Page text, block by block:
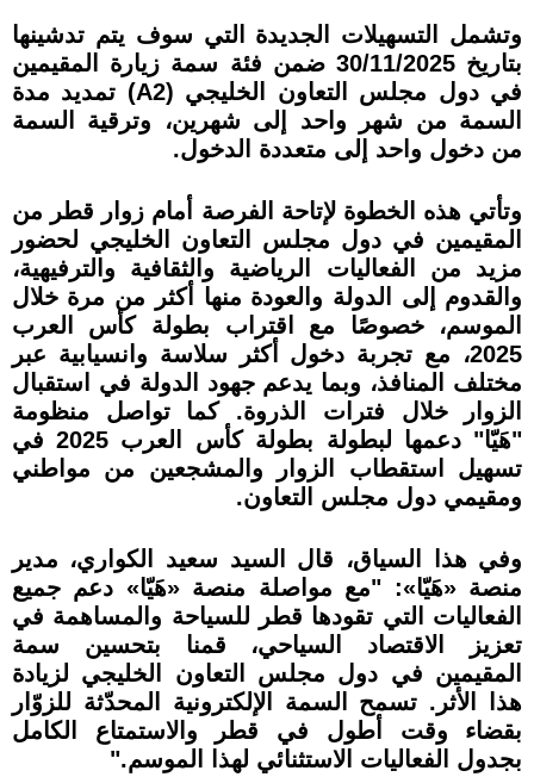
وتشمل التسهيلات الجديدة التي سوف يتم تدشينها
بتاريخ 30/11/2025 ضمن فئة سمة زيارة المقيمين
في دول مجلس التعاون الخليجي (A2) تمديد مدة
السمة من شهر واحد إلى شهرين، وترقية السمة
من دخول واحد إلى متعددة الدخول.
وتأتي هذه الخطوة لإتاحة الفرصة أمام زوار قطر من
المقيمين في دول مجلس التعاون الخليجي لحضور
مزيد من الفعاليات الرياضية والثقافية والترفيهية،
والقدوم إلى الدولة والعودة منها أكثر من مرة خلال
الموسم، خصوصًا مع اقتراب بطولة كأس العرب
2025، مع تجربة دخول أكثر سلاسة وانسيابية عبر
مختلف المنافذ، وبما يدعم جهود الدولة في استقبال
الزوار خلال فترات الذروة. كما تواصل منظومة
"هَيّا" دعمها لبطولة بطولة كأس العرب 2025 في
تسهيل استقطاب الزوار والمشجعين من مواطني
ومقيمي دول مجلس التعاون.
وفي هذا السياق، قال السيد سعيد الكواري، مدير
منصة «هَيّا»: "مع مواصلة منصة «هَيّا» دعم جميع
الفعاليات التي تقودها قطر للسياحة والمساهمة في
تعزيز الاقتصاد السياحي، قمنا بتحسين سمة
المقيمين في دول مجلس التعاون الخليجي لزيادة
هذا الأثر. تسمح السمة الإلكترونية المحدّثة للزوّار
بقضاء وقت أطول في قطر والاستمتاع الكامل
بجدول الفعاليات الاستثنائي لهذا الموسم."